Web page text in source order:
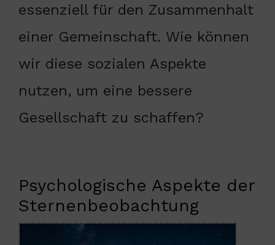
essenziell für den Zusammenhalt
einer Gemeinschaft. Wie können
wir diese sozialen Aspekte
nutzen, um eine bessere
Gesellschaft zu schaffen?
Psychologische Aspekte der
Sternenbeobachtung